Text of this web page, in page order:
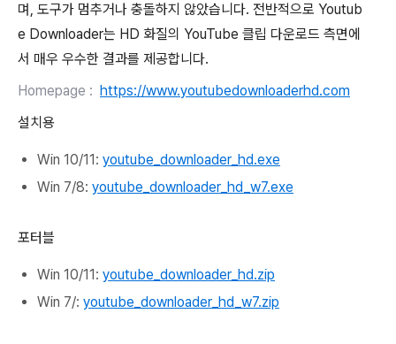
며, 도구가 멈추거나 충돌하지 않았습니다. 전반적으로 Youtub
e Downloader는 HD 화질의 YouTube 클립 다운로드 측면에
서 매우 우수한 결과를 제공합니다.
Homepage : https://www.youtubedownloaderhd.com
설치용
Win 10/11: youtube_downloader_hd.exe
Win 7/8: youtube_downloader_hd_w7.exe
포터블
Win 10/11: youtube_downloader_hd.zip
Win 7/: youtube_downloader_hd_w7.zip